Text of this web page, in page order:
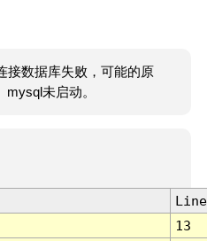
接数据库失败，可能的原
未启动。
Line
13